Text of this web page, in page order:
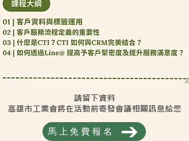
請留下資料
高雄市工業會將在活動前寄發會議相關訊息給您
馬上免費報名